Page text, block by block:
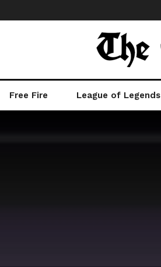
Free Fire League of Legends